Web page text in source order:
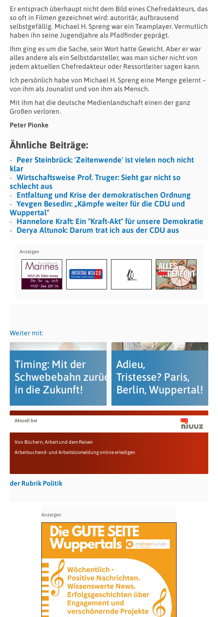
Er entsprach überhaupt nicht dem Bild eines Chefredakteurs, das
so oft in Filmen gezeichnet wird: autoritär, aufbrausend
selbstgefällig. Michael H. Spreng war ein Teamplayer. Vermutlich
haben ihn seine Jugendjahre als Pfadfinder geprägt.
Ihm ging es um die Sache, sein Wort hatte Gewicht. Aber er war
alles andere als ein Selbstdarsteller, was man sicher nicht von
jedem aktuellen Chefredakteur oder Ressortleiter sagen kann.
Ich persönlich habe von Michael H. Spreng eine Menge gelernt –
von ihm als Jounalist und von ihm als Mensch.
Mit ihm hat die deutsche Medienlandschaft einen der ganz
Großen verloren.
Peter Pionke
Ähnliche Beiträge:
Peer Steinbrück: 'Zeitenwende' ist vielen noch nicht
klar
Wirtschaftsweise Prof. Truger: Sieht gar nicht so
schlecht aus
Entfaltung und Krise der demokratischen Ordnung
Yevgen Besedin: „Kämpfe weiter für die CDU und
Wuppertal"
Hannelore Kraft: Ein "Kraft-Akt" für unsere Demokratie
Derya Altunok: Darum trat ich aus der CDU aus
Weiter mit:
Timing: Mit der
Schwebebahn zurück
in die Zukunft!
Adieu,
Tristesse? Paris,
Berlin, Wuppertal!
Aktuell bei
Von Büchern, Arbeit und dem Reisen
Arbeitsuchend- und Arbeitslosmeldung online erledigen
der Rubrik Politik